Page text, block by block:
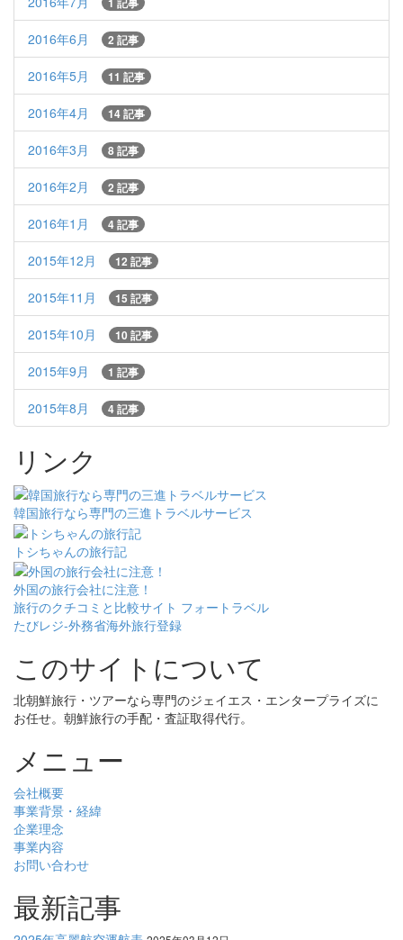
2016年6月 2 記事
2016年5月 11 記事
2016年4月 14 記事
2016年3月 8 記事
2016年2月 2 記事
2016年1月 4 記事
2015年12月 12 記事
2015年11月 15 記事
2015年10月 10 記事
2015年9月 1 記事
2015年8月 4 記事
リンク
韓国旅行なら専門の三進トラベルサービス
トシちゃんの旅行記
外国の旅行会社に注意！
旅行のクチコミと比較サイト フォートラベル
たびレジ-外務省海外旅行登録
このサイトについて
北朝鮮旅行・ツアーなら専門のジェイエス・エンタープライズに
お任せ。朝鮮旅行の手配・査証取得代行。
メニュー
会社概要
事業背景・経緯
企業理念
事業内容
お問い合わせ
最新記事